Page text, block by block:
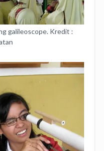
galileoscope. Kredit :